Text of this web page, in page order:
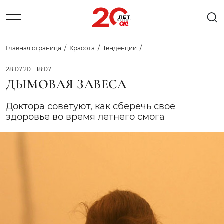
Главная страница Красота Тенденции
28.07.2011 18:07
ДЫМОВАЯ ЗАВЕСА
Доктора советуют, как сберечь свое
здоровье во время летнего смога